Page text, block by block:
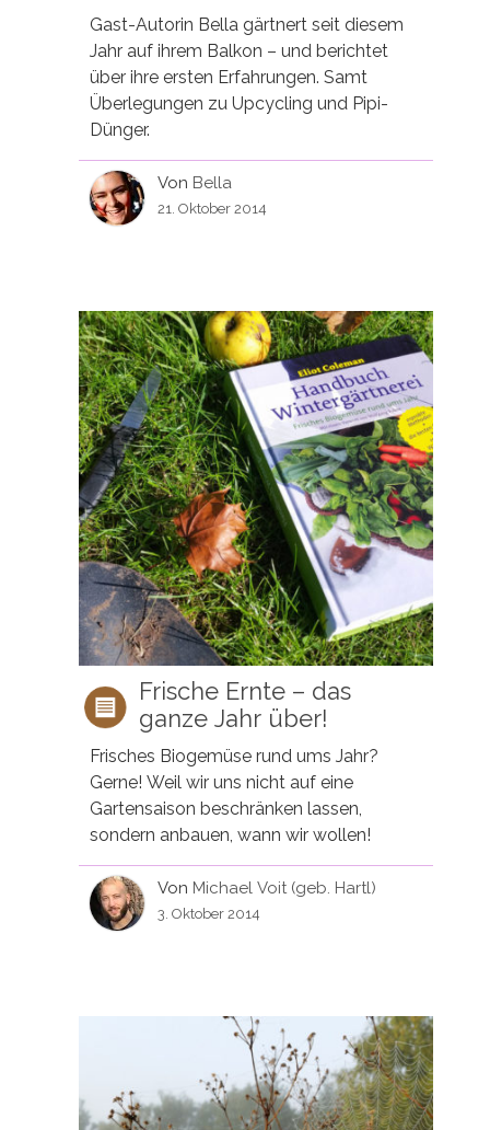
Gast-Autorin Bella gärtnert seit diesem
Jahr auf ihrem Balkon – und berichtet
über ihre ersten Erfahrungen. Samt
Überlegungen zu Upcycling und Pipi-
Dünger.
Von Bella
21. Oktober 2014
Frische Ernte – das
ganze Jahr über!
Frisches Biogemüse rund ums Jahr?
Gerne! Weil wir uns nicht auf eine
Gartensaison beschränken lassen,
sondern anbauen, wann wir wollen!
Von Michael Voit (geb. Hartl)
3. Oktober 2014